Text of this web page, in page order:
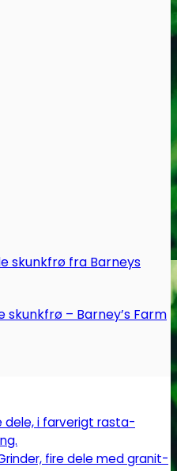
skunkfrø – Barney’s Farm